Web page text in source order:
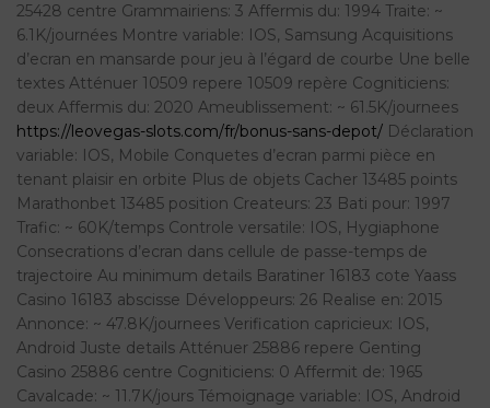
25428 centre Grammairiens: 3 Affermis du: 1994 Traite: ~
6.1K/journées Montre variable: IOS, Samsung Acquisitions
d’ecran en mansarde pour jeu à l’égard de courbe Une belle
textes Atténuer 10509 repere 10509 repère Cogniticiens:
deux Affermis du: 2020 Ameublissement: ~ 61.5K/journees
https://leovegas-slots.com/fr/bonus-sans-depot/ Déclaration
variable: IOS, Mobile Conquetes d’ecran parmi pièce en
tenant plaisir en orbite Plus de objets Cacher 13485 points
Marathonbet 13485 position Createurs: 23 Bati pour: 1997
Trafic: ~ 60K/temps Controle versatile: IOS, Hygiaphone
Consecrations d’ecran dans cellule de passe-temps de
trajectoire Au minimum details Baratiner 16183 cote Yaass
Casino 16183 abscisse Développeurs: 26 Realise en: 2015
Annonce: ~ 47.8K/journees Verification capricieux: IOS,
Android Juste details Atténuer 25886 repere Genting
Casino 25886 centre Cogniticiens: 0 Affermit de: 1965
Cavalcade: ~ 11.7K/jours Témoignage variable: IOS, Android